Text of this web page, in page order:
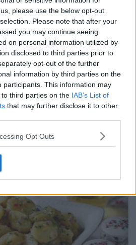
please use the below opt-out
Please note that after your
you may continue seeing
on personal information utilized by
disclosed to third parties prior to
opt-out of the further
information by third parties on the
participants. This information may
third parties on the IAB’s List of
that may further disclose it to other
Opt Outs
CONSERVE
79 RETETE